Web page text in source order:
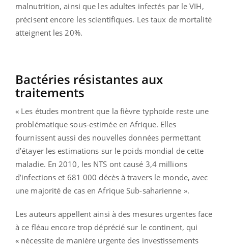
malnutrition, ainsi que les adultes infectés par le VIH,
précisent encore les scientifiques. Les taux de mortalité
atteignent les 20%.
Bactéries résistantes aux
traitements
« Les études montrent que la fièvre typhoïde reste une
problématique sous-estimée en Afrique. Elles
fournissent aussi des nouvelles données permettant
d’étayer les estimations sur le poids mondial de cette
maladie. En 2010, les NTS ont causé 3,4 millions
d’infections et 681 000 décès à travers le monde, avec
une majorité de cas en Afrique Sub-saharienne ».
Les auteurs appellent ainsi à des mesures urgentes face
à ce fléau encore trop déprécié sur le continent, qui
« nécessite de manière urgente des investissements